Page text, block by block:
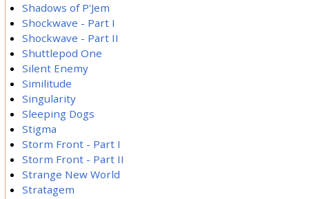
Shadows of P'Jem
Shockwave - Part I
Shockwave - Part II
Shuttlepod One
Silent Enemy
Similitude
Singularity
Sleeping Dogs
Stigma
Storm Front - Part I
Storm Front - Part II
Strange New World
Stratagem